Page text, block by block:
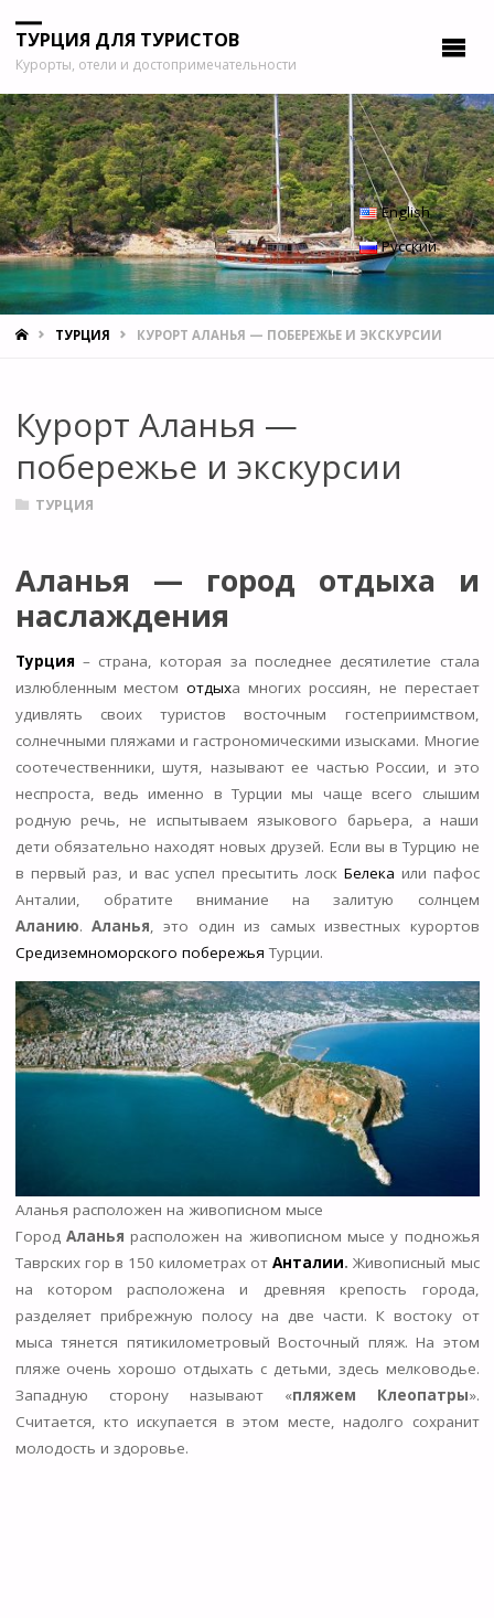
ТУРЦИЯ ДЛЯ ТУРИСТОВ
Курорты, отели и достопримечательности
English
Русский
ГЛАВНАЯ
ТУРЦИЯ КУРОРТ АЛАНЬЯ — ПОБЕРЕЖЬЕ И ЭКСКУРСИИ
Курорт Аланья —
побережье и экскурсии
ТУРЦИЯ
Аланья — город отдыха и
наслаждения
Турция – страна, которая за последнее десятилетие стала
излюбленным местомотдыха многих россиян, не перестает
удивлять своих туристов восточным гостеприимством,
солнечными пляжами и гастрономическими изысками. Многие
соотечественники, шутя, называют ее частью России, и это
неспроста, ведь именно в Турции мы чаще всего слышим
родную речь, не испытываем языкового барьера, а наши
дети обязательно находят новых друзей. Если вы в Турцию не
в первый раз, и вас успел пресытить лоск Белека или пафос
Анталии, обратите внимание на залитую солнцем
Аланию. Аланья, это один из самых известных курортов
Средиземноморского побережья Турции.
Аланья расположен на живописном мысе
Город Аланьярасположен на живописном мысе у подножья
Таврских гор в 150 километрах отАнталии. Живописный мыс
на котором расположена и древняя крепость города,
разделяет прибрежную полосу на две части. К востоку от
мыса тянется пятикилометровый Восточный пляж. На этом
пляже очень хорошо отдыхать с детьми, здесь мелководье.
Западную сторону называют «пляжем Клеопатры».
Считается, кто искупается в этом месте, надолго сохранит
молодость и здоровье.